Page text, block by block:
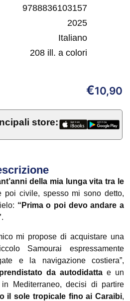
9788836103157
2025
Italiano
208 ill. a colori
€10,90
store:
della mia lunga vita tra le
poi civile, spesso mi sono detto,
“Prima o poi devo andare a
.
mi propose di acquistare una
Samourai espressamente
e la navigazione costiera”,
da autodidatta e un
Mediterraneo, decisi di partire
il sole tropicale fino ai Caraibi,